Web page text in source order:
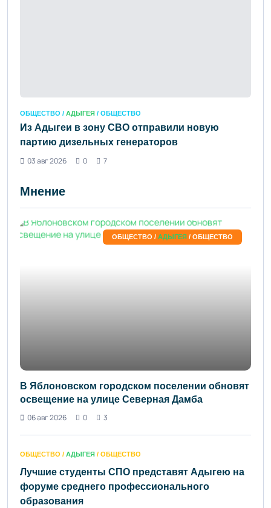
ОБЩЕСТВО / АДЫГЕЯ / ОБЩЕСТВО
Из Адыгеи в зону СВО отправили новую
партию дизельных генераторов
03 авг 2026
0 7
Мнение
ОБЩЕСТВО / АДЫГЕЯ / ОБЩЕСТВО
В Яблоновском городском поселении обновят
освещение на улице Северная Дамба
06 авг 2026
0 3
ОБЩЕСТВО / АДЫГЕЯ / ОБЩЕСТВО
Лучшие студенты СПО представят Адыгею на
форуме среднего профессионального
образования